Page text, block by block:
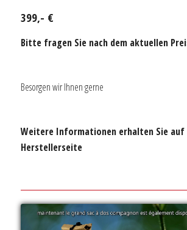
399,- €
Bitte fragen Sie nach dem aktuellen
Besorgen wir Ihnen gerne
Weitere Informationen erhalten Sie auf
Herstellerseite